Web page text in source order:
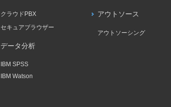
クラウドPBX
セキュアブラウザー
データ分析
IBM SPSS
IBM Watson
アウトソース
アウトソーシング